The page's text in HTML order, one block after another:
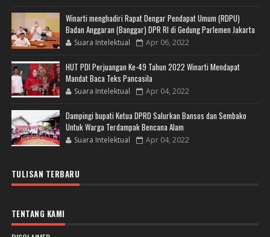
Winarti menghadiri Rapat Dengar Pendapat Umum (RDPU)
Badan Anggaran (Banggar) DPR RI di Gedung Parlemen Jakarta
Suara Intelektual Apr 06, 2022
HUT PDI Perjuangan Ke-49 Tahun 2022 Winarti Mendapat
Mandat Baca Teks Pancasila
Suara Intelektual Apr 04, 2022
Dampingi bupati Ketua DPRD Salurkan Bansos dan Sembako
Untuk Warga Terdampak Bencana Alam
Suara Intelektual Apr 04, 2022
TULISAN TERBARU
TENTANG KAMI